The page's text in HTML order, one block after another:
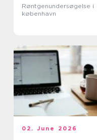
Røntgenundersøgelse i
københavn
02. June 2026